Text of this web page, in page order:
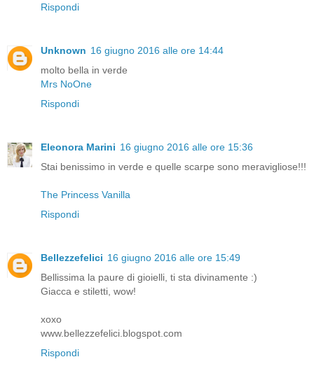
Rispondi
Unknown 16 giugno 2016 alle ore 14:44
molto bella in verde
Mrs NoOne
Rispondi
Eleonora Marini 16 giugno 2016 alle ore 15:36
Stai benissimo in verde e quelle scarpe sono meravigliose!!!
The Princess Vanilla
Rispondi
Bellezzefelici 16 giugno 2016 alle ore 15:49
Bellissima la paure di gioielli, ti sta divinamente :)
Giacca e stiletti, wow!
xoxo
www.bellezzefelici.blogspot.com
Rispondi